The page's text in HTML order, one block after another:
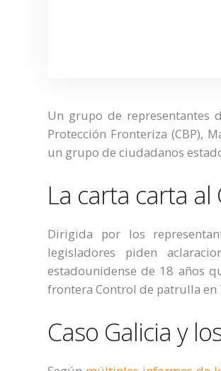
Un grupo de representantes
Protección Fronteriza (CBP),
un grupo de ciudadanos
La carta carta al
Dirigida por los
legisladores piden
estadounidense de 18 años
frontera Control de patrulla en
Caso Galicia y